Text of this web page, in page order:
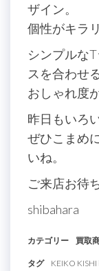
ザイン。
個性がキラ
シンプルな
スを合わせ
おしゃれ度
昨日もいろ
ぜひこまめ
いね。
ご来店お待
shibahara
カテゴリー 買取
タグ KEIKO KISHI